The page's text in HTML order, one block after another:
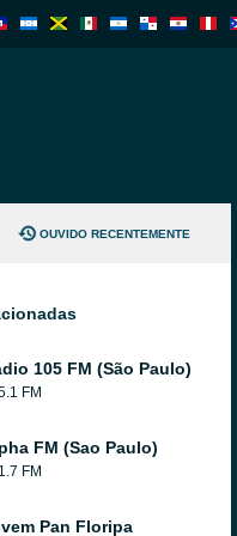
OUVIDO RECENTEMENTE
105 FM (São Paulo)
FM
FM (Sao Paulo)
FM
Pan Floripa